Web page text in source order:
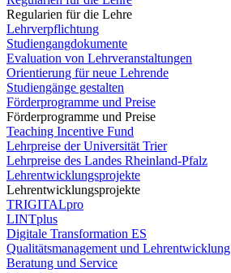
Regularien für die Lehre
Lehrverpflichtung
Studiengangdokumente
Evaluation von Lehrveranstaltungen
Orientierung für neue Lehrende
Studiengänge gestalten
Förderprogramme und Preise
Förderprogramme und Preise
Teaching Incentive Fund
Lehrpreise der Universität Trier
Lehrpreise des Landes Rheinland-Pfalz
Lehrentwicklungsprojekte
Lehrentwicklungsprojekte
TRIGITALpro
LINTplus
Digitale Transformation ES
Qualitätsmanagement und Lehrentwicklung
Beratung und Service